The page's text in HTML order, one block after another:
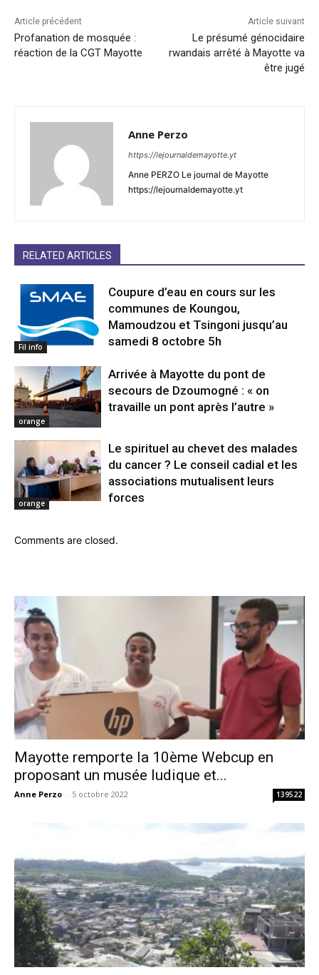
Article précédent
Profanation de mosquée :
réaction de la CGT Mayotte
Article suivant
Le présumé génocidaire
rwandais arrêté à Mayotte va
être jugé
Anne Perzo
https://lejournaldemayotte.yt
Anne PERZO Le journal de Mayotte
https://lejournaldemayotte.yt
RELATED ARTICLES
Fil info
Coupure d’eau en cours sur les
communes de Koungou,
Mamoudzou et Tsingoni jusqu’au
samedi 8 octobre 5h
orange
Arrivée à Mayotte du pont de
secours de Dzoumogné : « on
travaille un pont après l’autre »
orange
Le spirituel au chevet des malades
du cancer ? Le conseil cadial et les
associations mutualisent leurs
forces
Comments are closed.
Mayotte remporte la 10ème Webcup en
proposant un musée ludique et...
Anne Perzo - 5 octobre 2022 139522